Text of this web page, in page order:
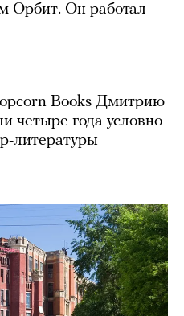
Орбит. Он работал
Books Дмитрию
четыре года условно
литературы